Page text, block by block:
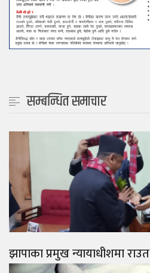
सम्बन्धित समाचार
झापाका प्रमुख न्यायाधीशमा राउत